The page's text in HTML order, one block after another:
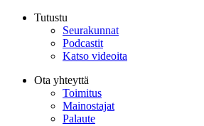
Tutustu
Seurakunnat
Podcastit
Katso videoita
Ota yhteyttä
Toimitus
Mainostajat
Palaute